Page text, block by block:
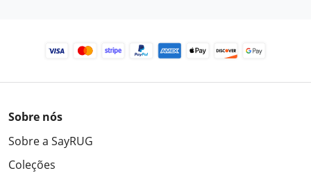
Sobre nós
Sobre a SayRUG
Coleções